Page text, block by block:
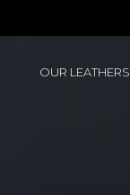
OUR LEATHERS